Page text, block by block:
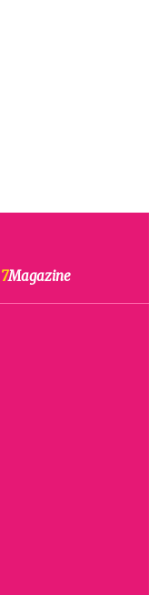
7Magazine